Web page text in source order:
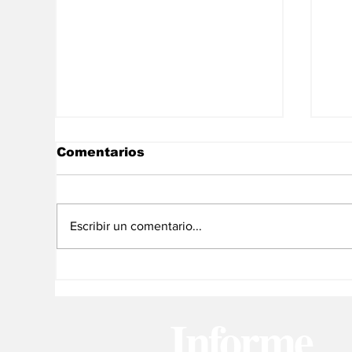
Comentarios
Escribir un comentario...